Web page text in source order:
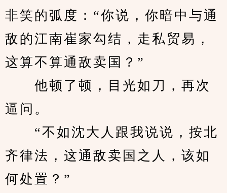
非笑的弧度：“你说，你暗中与通
敌的江南崔家勾结，走私贸易，
这算不算通敌卖国？”
他顿了顿，目光如刀，再次
逼问。
“不如沈大人跟我说说，按北
齐律法，这通敌卖国之人，该如
何处置？”